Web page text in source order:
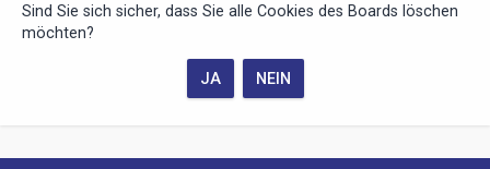
Sind Sie sich sicher, dass Sie alle Cookies des Boards löschen
möchten?